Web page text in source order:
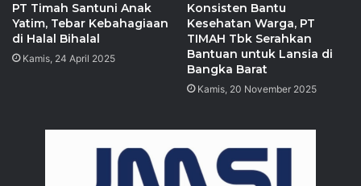
PT Timah Santuni Anak
Yatim, Tebar Kebahagiaan
di Halal Bihalal
Kamis, 24 April 2025
Konsisten Bantu
Kesehatan Warga, PT
TIMAH Tbk Serahkan
Bantuan untuk Lansia di
Bangka Barat
Kamis, 20 November 2025